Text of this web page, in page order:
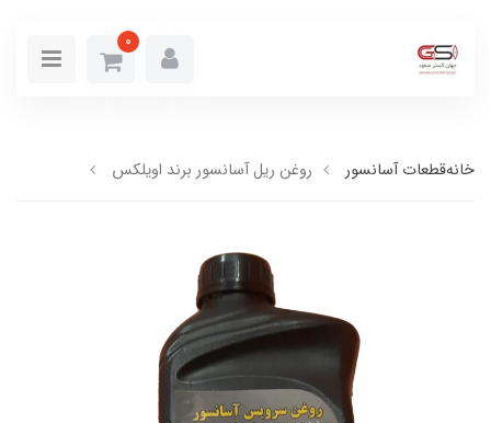
0
خانهقطعات آسانسور روغن ریل آسانسور برند اویلکس